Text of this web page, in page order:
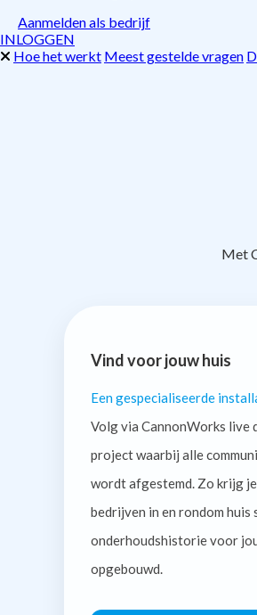
Aanmelden als bedrijf
INLOGGEN
Hoe het werkt Meest gestelde vragen
Met
Vind voor jouw huis
Een gespecialiseerde
Volg via CannonWorks live
project waarbij alle
wordt afgestemd. Zo krijg
bedrijven in en rondom huis
onderhoudshistorie voor
opgebouwd.